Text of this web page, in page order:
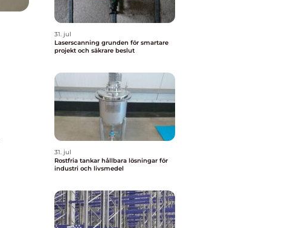
31. jul
Laserscanning grunden för smartare
projekt och säkrare beslut
31. jul
Rostfria tankar hållbara lösningar för
industri och livsmedel